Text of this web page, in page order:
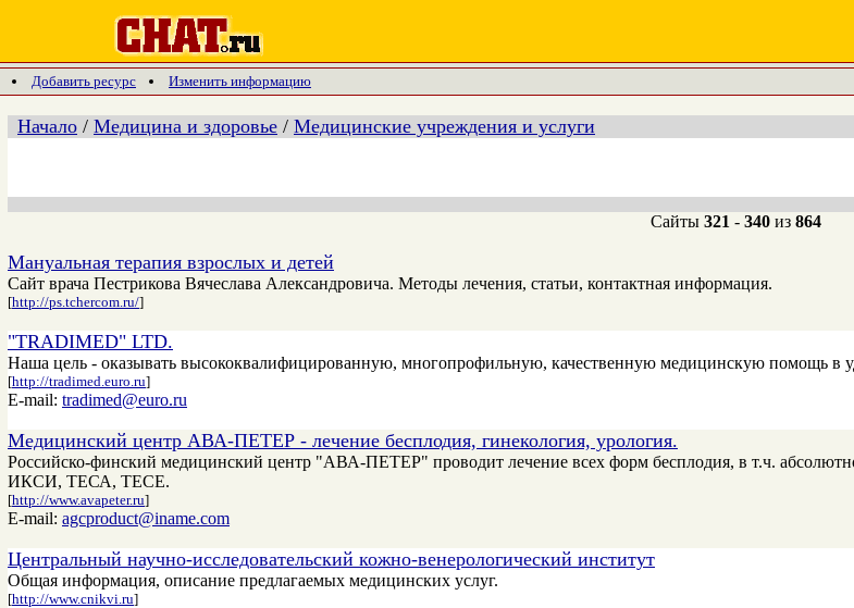
Добавить ресурс Изменить информацию
Начало / Медицина и здоровье / Медицинские учреждения и услуги
Сайты 321 - 340из 864
Мануальная терапия взрослых и детей
Сайт врача Пестрикова Вячеслава Александровича. Методы лечения, статьи, контактная информация.
[http://ps.tchercom.ru/]
"TRADIMED" LTD.
Наша цель - оказывать высококвалифицированную, многопрофильную, качественную медицинскую помощь в
[http://tradimed.euro.ru]
E-mail: tradimed@euro.ru
Медицинский центр АВА-ПЕТЕР - лечение бесплодия, гинекология, урология.
Российско-финский медицинский центр "АВА-ПЕТЕР" проводит лечение всех форм бесплодия, в т.ч.
ИКСИ, ТЕСА, ТЕСЕ.
[http://www.avapeter.ru]
E-mail: agcproduct@iname.com
Центральный научно-исследовательский кожно-венерологический институт
Общая информация, описание предлагаемых медицинских услуг.
[http://www.cnikvi.ru]